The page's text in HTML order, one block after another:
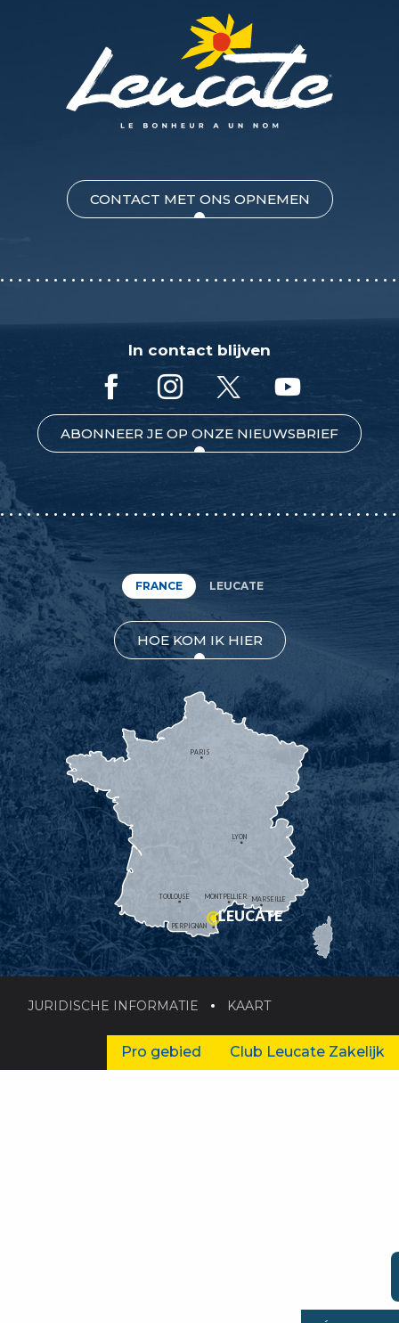
CONTACT MET ONS OPNEMEN
In contact blijven
ABONNEER JE OP ONZE NIEUWSBRIEF
FRANCE LEUCATE
HOE KOM IK HIER
MONTPELLIER
PERPIGNAN
MARSEILLE
TOULOUSE
LYON
PARIS
LEUCATE
JURIDISCHE INFORMATIE KAART
Pro gebied Club Leucate Zakelijk